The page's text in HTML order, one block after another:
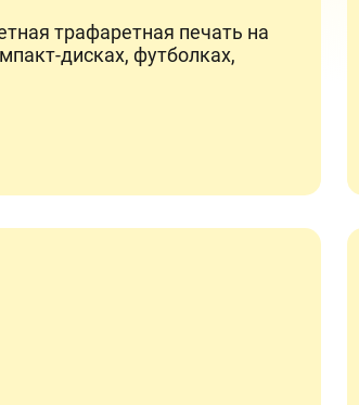
трафаретная печать на
дисках, футболках,